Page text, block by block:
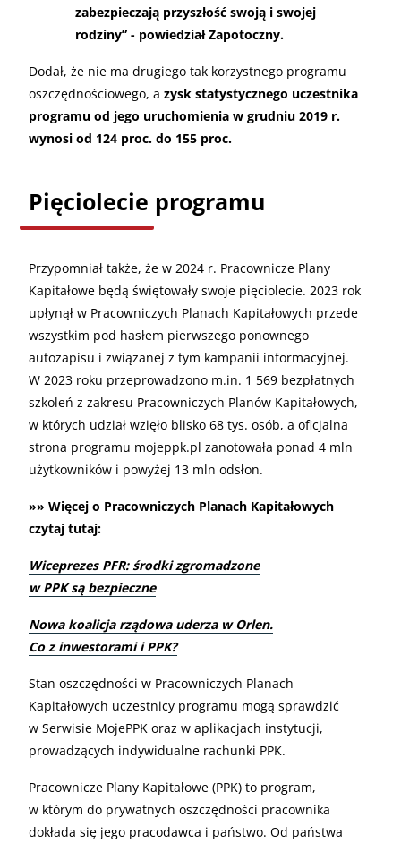
zabezpieczają przyszłość swoją i swojej
rodziny” - powiedział Zapotoczny.
Dodał, że nie ma drugiego tak korzystnego programu
oszczędnościowego, a zysk statystycznego uczestnika
programu od jego uruchomienia w grudniu 2019 r.
wynosi od 124 proc. do 155 proc.
Pięciolecie programu
Przypomniał także, że w 2024 r. Pracownicze Plany
Kapitałowe będą świętowały swoje pięciolecie. 2023 rok
upłynął w Pracowniczych Planach Kapitałowych przede
wszystkim pod hasłem pierwszego ponownego
autozapisu i związanej z tym kampanii informacyjnej.
W 2023 roku przeprowadzono m.in. 1 569 bezpłatnych
szkoleń z zakresu Pracowniczych Planów Kapitałowych,
w których udział wzięło blisko 68 tys. osób, a oficjalna
strona programu mojeppk.pl zanotowała ponad 4 mln
użytkowników i powyżej 13 mln odsłon.
»» Więcej o Pracowniczych Planach Kapitałowych
czytaj tutaj:
Wiceprezes PFR: środki zgromadzone
w PPK są bezpieczne
Nowa koalicja rządowa uderza w Orlen.
Co z inwestorami i PPK?
Stan oszczędności w Pracowniczych Planach
Kapitałowych uczestnicy programu mogą sprawdzić
w Serwisie MojePPK oraz w aplikacjach instytucji,
prowadzących indywidualne rachunki PPK.
Pracownicze Plany Kapitałowe (PPK) to program,
w którym do prywatnych oszczędności pracownika
dokłada się jego pracodawca i państwo. Od państwa